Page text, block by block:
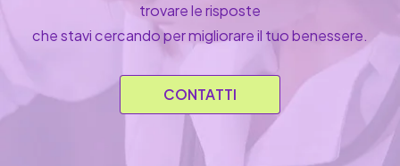
trovare le risposte
che stavi cercando per migliorare il tuo benessere.
CONTATTI